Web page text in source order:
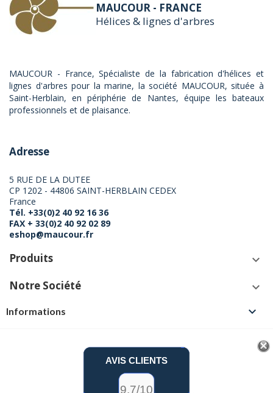
MAUCOUR - FRANCE
Hélices & lignes d'arbres
MAUCOUR - France, Spécialiste de la fabrication d'hélices et
lignes d'arbres pour la marine, la société MAUCOUR, située à
Saint-Herblain, en périphérie de Nantes, équipe les bateaux
professionnels et de plaisance.
Adresse
5 RUE DE LA DUTEE
CP 1202 - 44806 SAINT-HERBLAIN CEDEX
France
Tél. +33(0)2 40 92 16 36
FAX + 33(0)2 40 92 02 89
eshop@maucour.fr
Produits keyboard_arrow_down
Notre Société keyboard_arrow_down
Informations 
AVIS CLIENTS
9.7/10